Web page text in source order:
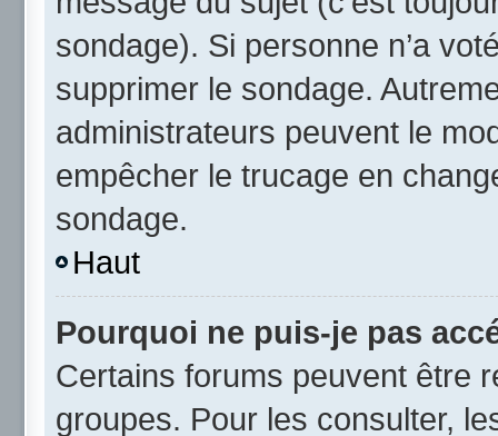
sondage). Si personne n’a
supprimer le sondage.
administrateurs peuvent le
empêcher le trucage en
sondage.
Haut
Pourquoi ne puis-je pas
Certains forums peuvent être
groupes. Pour les consulter,